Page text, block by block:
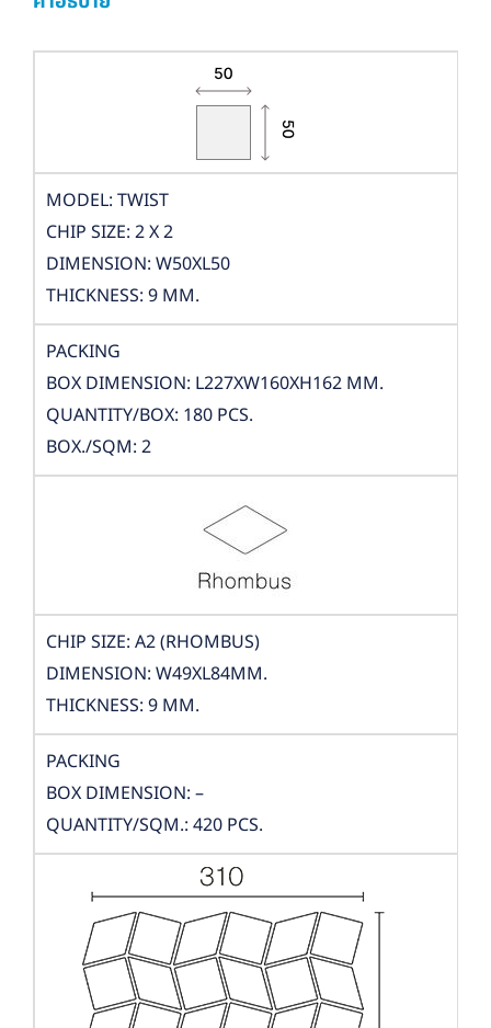
MODEL: TWIST
CHIP SIZE: 2 X 2
DIMENSION: W50XL50
THICKNESS: 9 MM.
PACKING
BOX DIMENSION: L227XW160XH162 MM.
QUANTITY/BOX: 180 PCS.
BOX./SQM: 2
CHIP SIZE: A2 (RHOMBUS)
DIMENSION: W49XL84MM.
THICKNESS: 9 MM.
PACKING
BOX DIMENSION: –
QUANTITY/SQM.: 420 PCS.